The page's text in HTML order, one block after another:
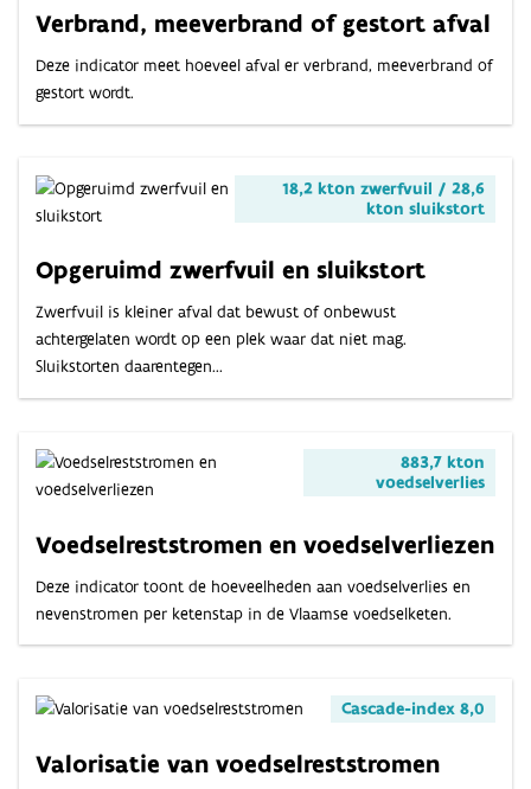
Verbrand, meeverbrand of gestort afval
Deze indicator meet hoeveel afval er verbrand, meeverbrand of
gestort wordt.
18,2 kton zwerfvuil / 28,6
kton sluikstort
Opgeruimd zwerfvuil en sluikstort
Zwerfvuil is kleiner afval dat bewust of onbewust
achtergelaten wordt op een plek waar dat niet mag.
Sluikstorten daarentegen...
883,7 kton
voedselverlies
Voedselreststromen en voedselverliezen
Deze indicator toont de hoeveelheden aan voedselverlies en
nevenstromen per ketenstap in de Vlaamse voedselketen.
Cascade-index 8,0
Valorisatie van voedselreststromen